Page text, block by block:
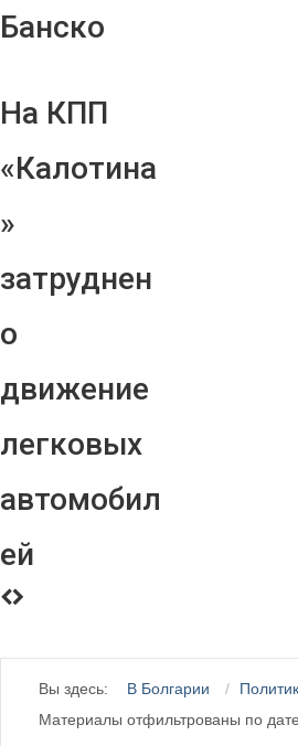
Банско
На КПП
«Калотина
»
затруднен
о
движение
легковых
автомобил
ей
Вы здесь: В Болгарии
Материалы отфильтрованы по